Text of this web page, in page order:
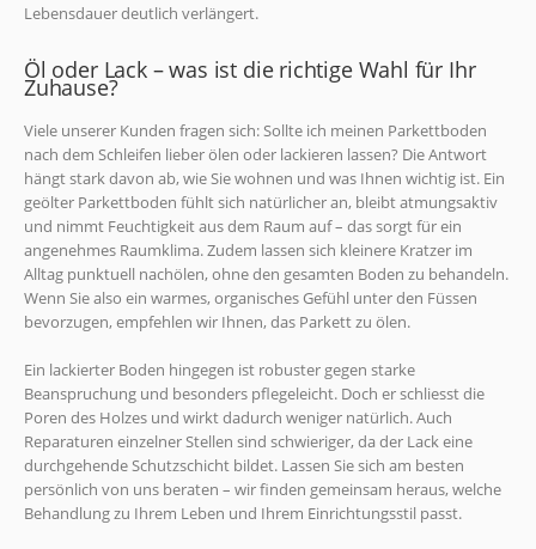
Lebensdauer deutlich verlängert.
Öl oder Lack – was ist die richtige Wahl für Ihr
Zuhause?
Viele unserer Kunden fragen sich: Sollte ich meinen Parkettboden
nach dem Schleifen lieber ölen oder lackieren lassen? Die Antwort
hängt stark davon ab, wie Sie wohnen und was Ihnen wichtig ist. Ein
geölter Parkettboden fühlt sich natürlicher an, bleibt atmungsaktiv
und nimmt Feuchtigkeit aus dem Raum auf – das sorgt für ein
angenehmes Raumklima. Zudem lassen sich kleinere Kratzer im
Alltag punktuell nachölen, ohne den gesamten Boden zu behandeln.
Wenn Sie also ein warmes, organisches Gefühl unter den Füssen
bevorzugen, empfehlen wir Ihnen, das Parkett zu ölen.
Ein lackierter Boden hingegen ist robuster gegen starke
Beanspruchung und besonders pflegeleicht. Doch er schliesst die
Poren des Holzes und wirkt dadurch weniger natürlich. Auch
Reparaturen einzelner Stellen sind schwieriger, da der Lack eine
durchgehende Schutzschicht bildet. Lassen Sie sich am besten
persönlich von uns beraten – wir finden gemeinsam heraus, welche
Behandlung zu Ihrem Leben und Ihrem Einrichtungsstil passt.